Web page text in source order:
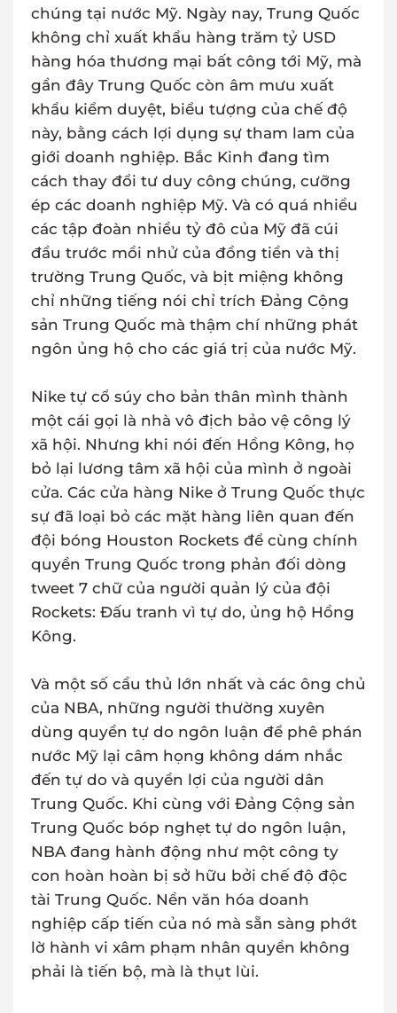
chúng tại nước Mỹ. Ngày nay, Trung Quốc
không chỉ xuất khẩu hàng trăm tỷ USD
hàng hóa thương mại bất công tới Mỹ, mà
gần đây Trung Quốc còn âm mưu xuất
khẩu kiểm duyệt, biểu tượng của chế độ
này, bằng cách lợi dụng sự tham lam của
giới doanh nghiệp. Bắc Kinh đang tìm
cách thay đổi tư duy công chúng, cưỡng
ép các doanh nghiệp Mỹ. Và có quá nhiều
các tập đoàn nhiều tỷ đô của Mỹ đã cúi
đầu trước mồi nhử của đồng tiền và thị
trường Trung Quốc, và bịt miệng không
chỉ những tiếng nói chỉ trích Đảng Cộng
sản Trung Quốc mà thậm chí những phát
ngôn ủng hộ cho các giá trị của nước Mỹ.
Nike tự cổ súy cho bản thân mình thành
một cái gọi là nhà vô địch bảo vệ công lý
xã hội. Nhưng khi nói đến Hồng Kông, họ
bỏ lại lương tâm xã hội của mình ở ngoài
cửa. Các cửa hàng Nike ở Trung Quốc thực
sự đã loại bỏ các mặt hàng liên quan đến
đội bóng Houston Rockets để cùng chính
quyền Trung Quốc trong phản đối dòng
tweet 7 chữ của người quản lý của đội
Rockets: Đấu tranh vì tự do, ủng hộ Hồng
Kông.
Và một số cầu thủ lớn nhất và các ông chủ
của NBA, những người thường xuyên
dùng quyền tự do ngôn luận để phê phán
nước Mỹ lại câm họng không dám nhắc
đến tự do và quyền lợi của người dân
Trung Quốc. Khi cùng với Đảng Cộng sản
Trung Quốc bóp nghẹt tự do ngôn luận,
NBA đang hành động như một công ty
con hoàn hoàn bị sở hữu bởi chế độ độc
tài Trung Quốc. Nền văn hóa doanh
nghiệp cấp tiến của nó mà sẵn sàng phớt
lờ hành vi xâm phạm nhân quyền không
phải là tiến bộ, mà là thụt lùi.